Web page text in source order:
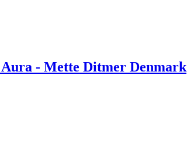
- Mette Ditmer Denmark